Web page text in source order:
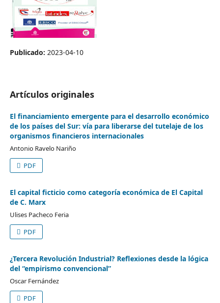
Publicado: 2023-04-10
Artículos originales
El financiamiento emergente para el desarrollo económico
de los países del Sur: vía para liberarse del tutelaje de los
organismos financieros internacionales
Antonio Ravelo Nariño
PDF
El capital ficticio como categoría económica de El Capital
de C. Marx
Ulises Pacheco Feria
PDF
¿Tercera Revolución Industrial? Reflexiones desde la lógica
del “empirismo convencional”
Oscar Fernández
PDF